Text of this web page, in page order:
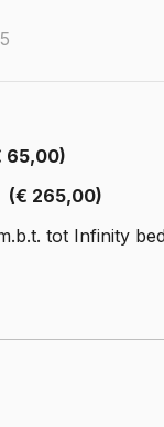
65,00)
(€ 265,00)
tot Infinity